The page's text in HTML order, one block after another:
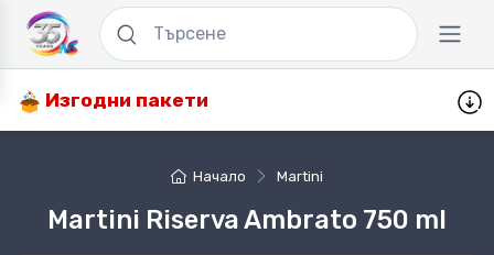
Изгодни пакети
Начало Martini
Martini Riserva Ambrato 750 ml